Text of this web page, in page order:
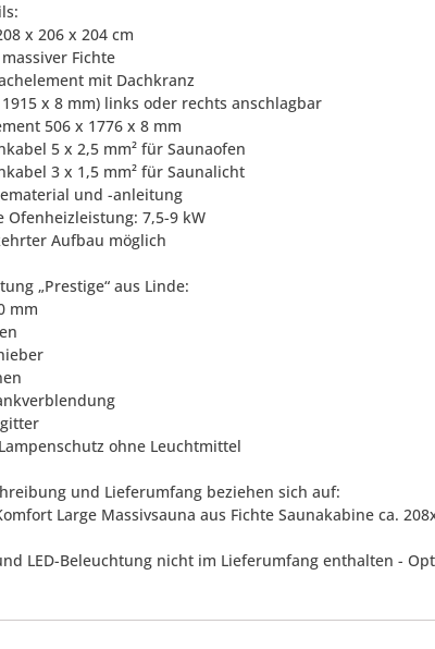
x 206 x 204 cm
Fichte
mit Dachkranz
x 8 mm) links oder rechts anschlagbar
506 x 1776 x 8 mm
5 x 2,5 mm² für Saunaofen
3 x 1,5 mm² für Saunalicht
und -anleitung
Ofenheizleistung: 7,5-9 kW
Aufbau möglich
„Prestige“ aus Linde:
mm
ohne Leuchtmittel
und Lieferumfang beziehen sich auf:
Large Massivsauna aus Fichte Saunakabine ca.
LED-Beleuchtung nicht im Lieferumfang enthalten -